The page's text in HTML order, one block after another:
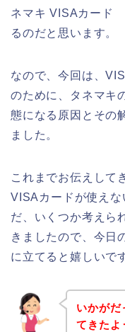
ネマキ VISAカード
るのだと思います。
なので、今回は、
のために、タネマキ
態になる原因とその
ました。
これまでお伝えして
VISAカードが使えな
だ、いくつか考えら
きましたので、今日
に立てると嬉しいで
いかがだ
てきたよ